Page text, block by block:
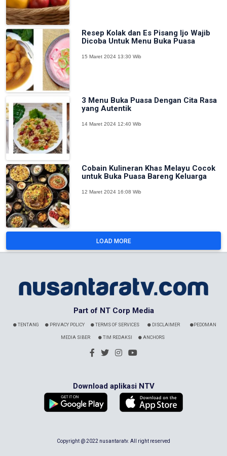
Resep Kolak dan Es Pisang Ijo Wajib
Dicoba Untuk Menu Buka Puasa
15 Maret 2024 13:30 Wib
3 Menu Buka Puasa Dengan Cita Rasa
yang Autentik
14 Maret 2024 12:40 Wib
Cobain Kulineran Khas Melayu Cocok
untuk Buka Puasa Bareng Keluarga
12 Maret 2024 16:08 Wib
LOAD MORE
Part of NT Corp Media
TENTANG PRIVACY POLICY TERMS OF SERVICES DISCLAIMER PEDOMAN
MEDIA SIBER TIM REDAKSI ANCHORS
Download aplikasi NTV
Copyright @ 2022 nusantaratv. All right reserved